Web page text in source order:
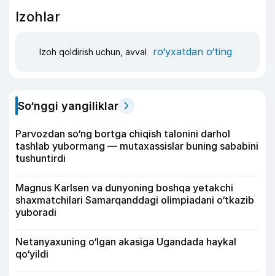
Izohlar
Izoh qoldirish uchun, avval ro‘yxatdan o‘ting
So‘nggi yangiliklar
Parvozdan so‘ng bortga chiqish talonini darhol
tashlab yubormang — mutaxassislar buning sababini
tushuntirdi
Magnus Karlsen va dunyoning boshqa yetakchi
shaxmatchilari Samarqanddagi olimpiadani o‘tkazib
yuboradi
Netanyaxuning o‘lgan akasiga Ugandada haykal
qo‘yildi